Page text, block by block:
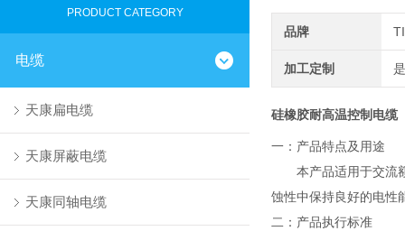
PRODUCT CATEGORY
电缆
天康扁电缆
天康屏蔽电缆
天康同轴电缆
品牌
加工定制
硅橡胶耐高温控制电缆
一：产品特点及用途
本产品适用于交流额
蚀性中保持良好的电性
二：产品执行标准